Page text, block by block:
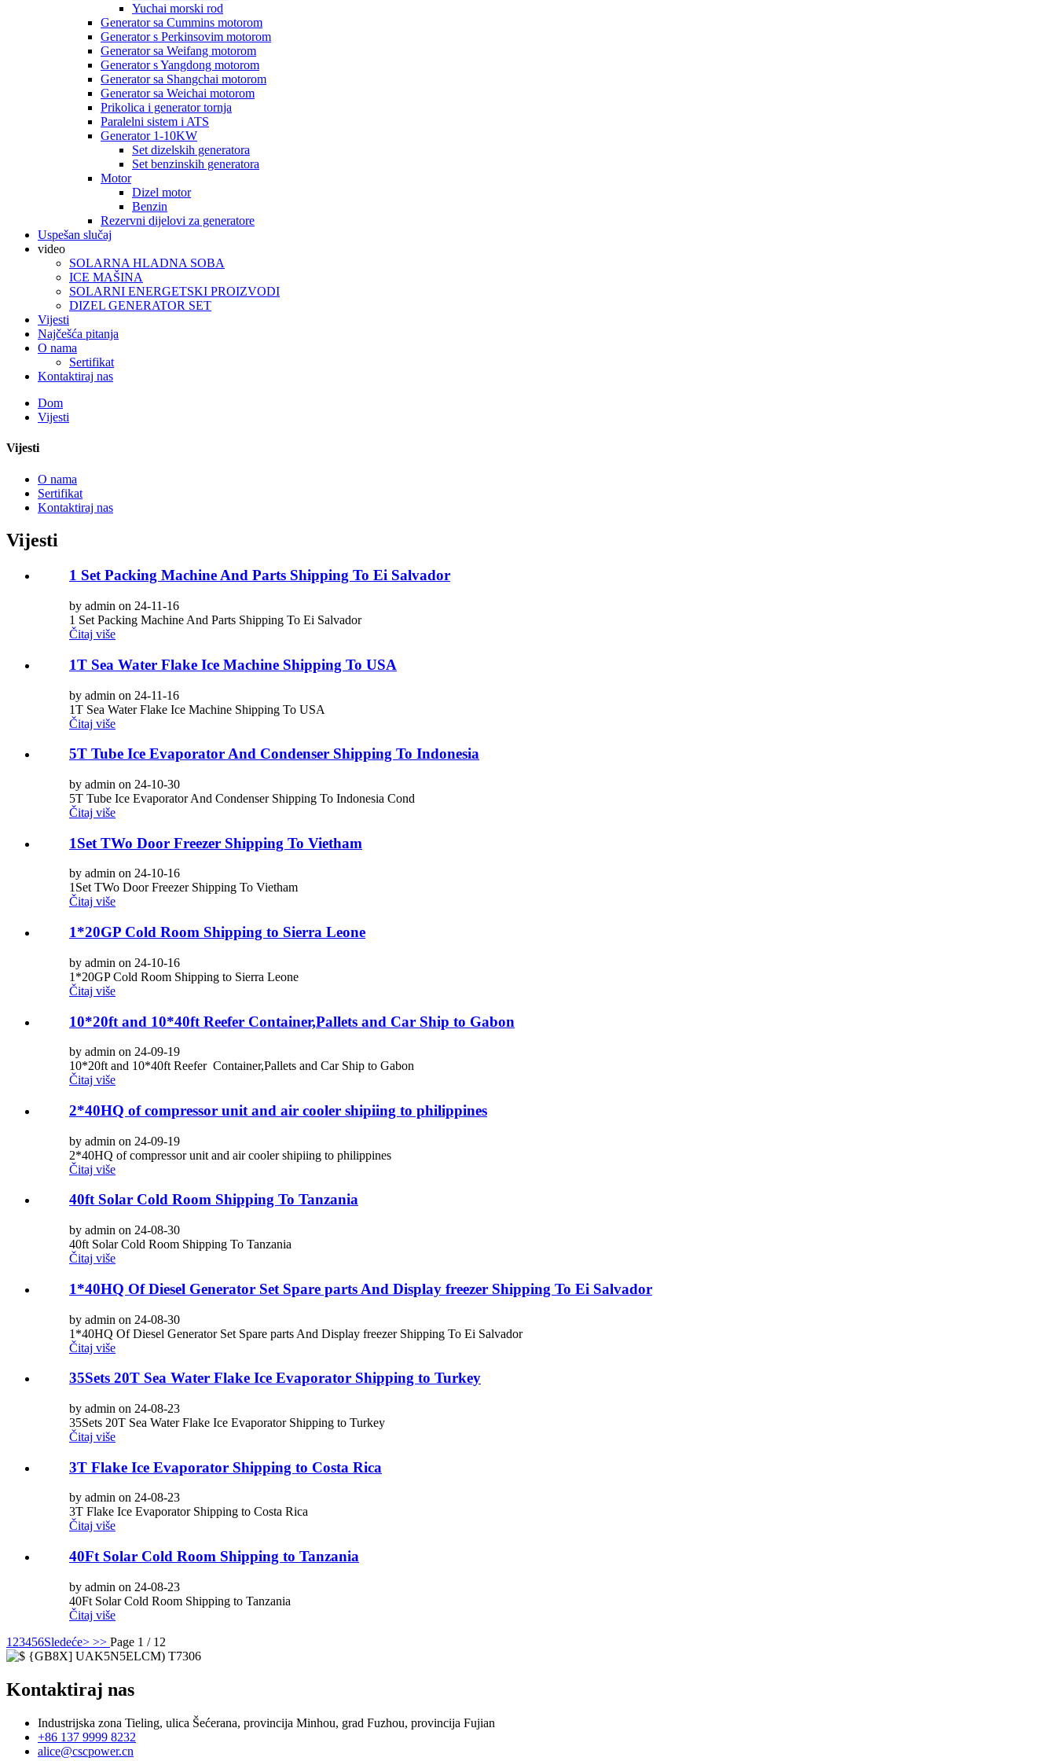
Yuchai morski rod
Generator sa Cummins motorom
Generator s Perkinsovim motorom
Generator sa Weifang motorom
Generator s Yangdong motorom
Generator sa Shangchai motorom
Generator sa Weichai motorom
Prikolica i generator tornja
Paralelni sistem i ATS
Generator 1-10KW
Set dizelskih generatora
Set benzinskih generatora
Motor
Dizel motor
Benzin
Rezervni dijelovi za generatore
Uspešan slučaj
video
SOLARNA HLADNA SOBA
ICE MAŠINA
SOLARNI ENERGETSKI PROIZVODI
DIZEL GENERATOR SET
Vijesti
Najčešća pitanja
O nama
Sertifikat
Kontaktiraj nas
Dom
Vijesti
Vijesti
O nama
Sertifikat
Kontaktiraj nas
Vijesti
1 Set Packing Machine And Parts Shipping To Ei Salvador
by admin on 24-11-16
1 Set Packing Machine And Parts Shipping To Ei Salvador
Čitaj više
1T Sea Water Flake Ice Machine Shipping To USA
by admin on 24-11-16
1T Sea Water Flake Ice Machine Shipping To USA
Čitaj više
5T Tube Ice Evaporator And Condenser Shipping To Indonesia
by admin on 24-10-30
5T Tube Ice Evaporator And Condenser Shipping To Indonesia Cond
Čitaj više
1Set TWo Door Freezer Shipping To Vietham
by admin on 24-10-16
1Set TWo Door Freezer Shipping To Vietham
Čitaj više
1*20GP Cold Room Shipping to Sierra Leone
by admin on 24-10-16
1*20GP Cold Room Shipping to Sierra Leone
Čitaj više
10*20ft and 10*40ft Reefer Container,Pallets and Car Ship to Gabon
by admin on 24-09-19
10*20ft and 10*40ft Reefer Container,Pallets and Car Ship to Gabon
Čitaj više
2*40HQ of compressor unit and air cooler shipiing to philippines
by admin on 24-09-19
2*40HQ of compressor unit and air cooler shipiing to philippines
Čitaj više
40ft Solar Cold Room Shipping To Tanzania
by admin on 24-08-30
40ft Solar Cold Room Shipping To Tanzania
Čitaj više
1*40HQ Of Diesel Generator Set Spare parts And Display freezer Shipping To Ei Salvador
by admin on 24-08-30
1*40HQ Of Diesel Generator Set Spare parts And Display freezer Shipping To Ei Salvador
Čitaj više
35Sets 20T Sea Water Flake Ice Evaporator Shipping to Turkey
by admin on 24-08-23
35Sets 20T Sea Water Flake Ice Evaporator Shipping to Turkey
Čitaj više
3T Flake Ice Evaporator Shipping to Costa Rica
by admin on 24-08-23
3T Flake Ice Evaporator Shipping to Costa Rica
Čitaj više
40Ft Solar Cold Room Shipping to Tanzania
by admin on 24-08-23
40Ft Solar Cold Room Shipping to Tanzania
Čitaj više
1 23456Sledeće> >> Page 1 / 12
Kontaktiraj nas
Industrijska zona Tieling, ulica Šećerana, provincija Minhou, grad Fuzhou, provincija Fujian
+86 137 9999 8232
alice@cscpower.cn